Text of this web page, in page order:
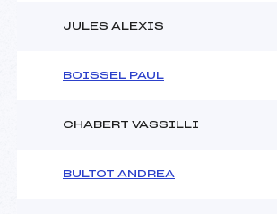
JULES ALEXIS
BOISSEL PAUL
CHABERT VASSILLI
BULTOT ANDREA